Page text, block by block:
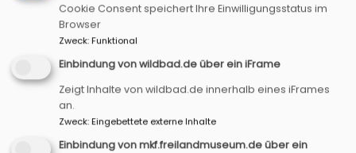
Kirchen sind Zeugnisse der Geschichte und
Schätze des Glaubens.
Normalerweise stehen unsere
Besucher*innen zugänglich.
Cookie Consent speichert Ihre Einwilligungsstatus im
Browser
Zweck:Funktional
Einbindung von wildbad.de über ein iFrame
Zeigt Inhalte von wildbad.de innerhalb eines iFrames
an.
Zweck:Eingebettete externe Inhalte
Einbindung von mkf.freilandmuseum.de über ein